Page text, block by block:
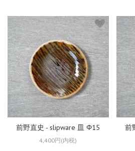
前野直史 - slipware 皿 Φ15
4,400円(内税)
前